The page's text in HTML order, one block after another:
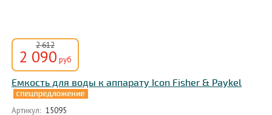
2 612
2 090 руб
Емкость для воды к аппарату Icon Fisher & Paykel
Артикул: 15095